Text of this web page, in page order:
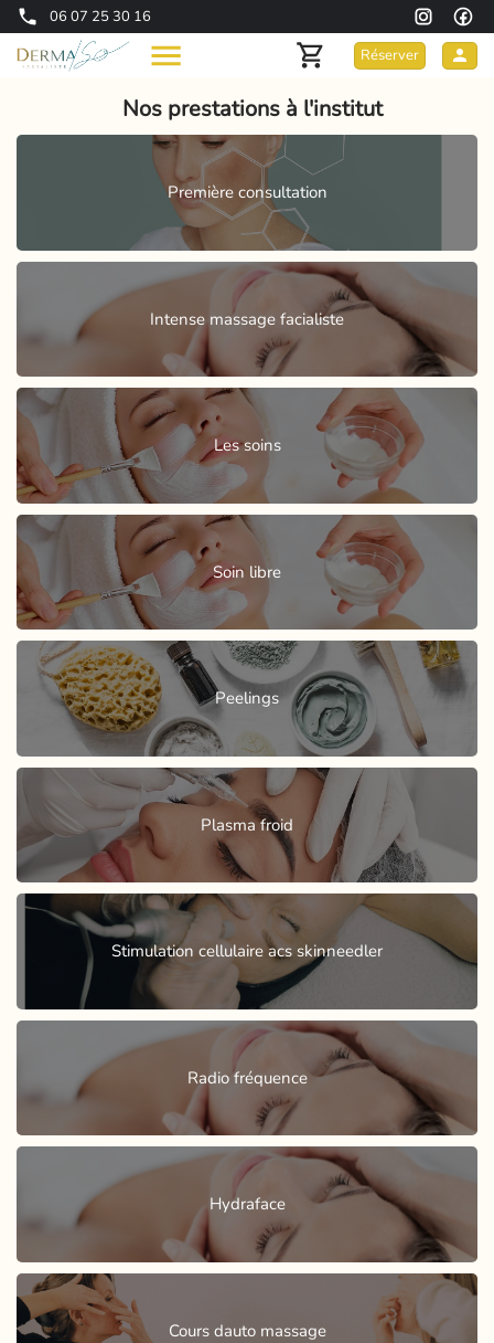
06 07 25 30 16
Réserver
Nos prestations à l'institut
Première consultation
Intense massage facialiste
Les soins
Soin libre
Peelings
Plasma froid
Stimulation cellulaire acs skinneedler
Radio fréquence
Hydraface
Cours dauto massage